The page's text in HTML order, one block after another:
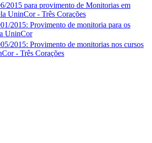
2015 para provimento de Monitorias em
UninCor - Três Corações
2015: Provimento de monitoria para os
UninCor
2015: Provimento de monitorias nos cursos
- Três Corações